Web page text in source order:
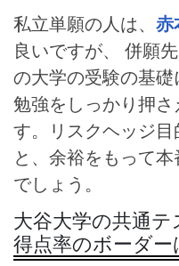
私立単願の人は、 赤
良いですが、 併願
の大学の受験の基
勉強をしっかり押
す。リスクヘッジ目
と、余裕をもって
でしょう。
大谷大学の共通
得点率のボーダー